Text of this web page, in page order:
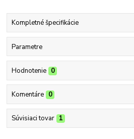
Kompletné špecifikácie
Parametre
Hodnotenie 0
Komentáre 0
Súvisiaci tovar 1